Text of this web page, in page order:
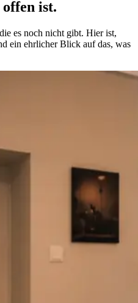
offen ist.
es noch nicht gibt. Hier ist,
ein ehrlicher Blick auf das, was